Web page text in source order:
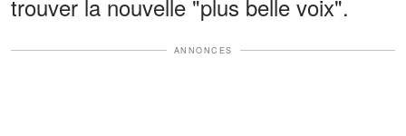
trouver la nouvelle "plus belle voix".
ANNONCES